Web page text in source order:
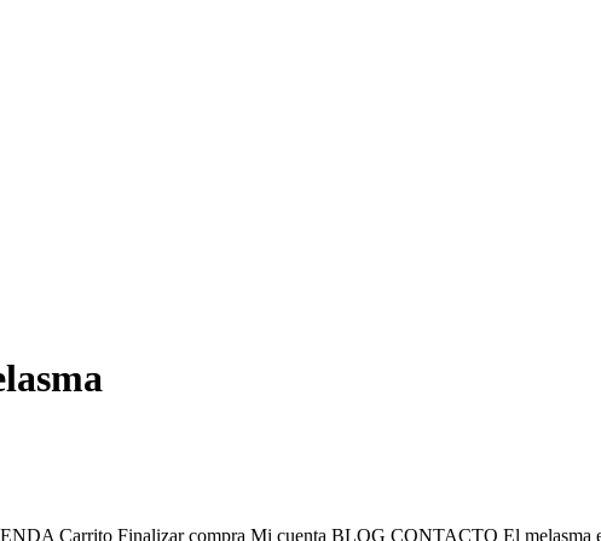
Carrito Finalizar compra Mi cuenta BLOG CONTACTO El melasma